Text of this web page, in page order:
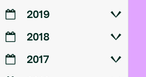
2019
2018
2017